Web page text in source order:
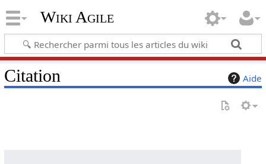
Wiki Agile
Aide
Citation